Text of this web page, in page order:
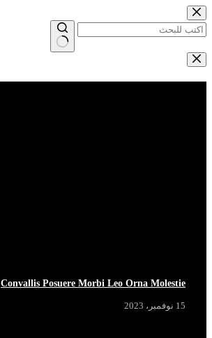
التجاوز
إلى
المحتوى
لا
نتائج
Convallis Posuere Morbi Leo Orna Molestie
15 نوفمبر، 2023